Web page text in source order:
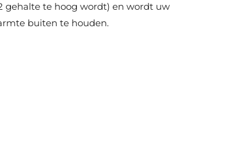
gehalte te hoog wordt) en wordt uw
buiten te houden.